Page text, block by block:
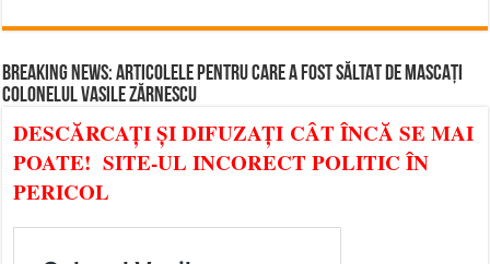
BREAKING NEWS: ARTICOLELE PENTRU CARE A FOST SĂLTAT DE MASCAȚI
COLONELUL VASILE ZĂRNESCU
DESCĂRCAȚI ȘI DIFUZAȚI CÂT ÎNCĂ SE MAI
POATE! SITE-UL INCORECT POLITIC ÎN
PERICOL